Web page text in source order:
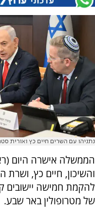
נתניהו עם השרים חיים כץ ואורית
הממשלה אישרה היום
והשיכון, חיים כץ, ושרת
להקמת חמישה יישובים
של מטרופולין באר שבע.